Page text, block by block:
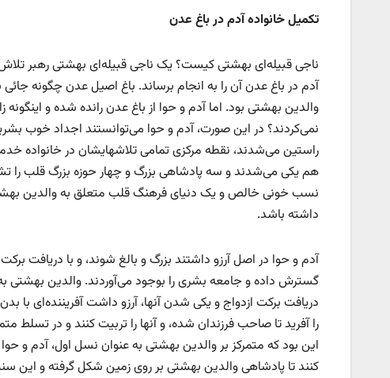
تکمیل خانواده آدم در باغ عدن
ناجی قبیله‌ای بهشتی کیست؟ یک ناجی قبیله‌ای بهشتی رهبر
آدم در باغ عدن آن را به انجام برساند. باغ اصیل عدن چگونه
والدین بهشتی بود. اما آدم و حوا از باغ عدن رانده شده و
نمی‌کردند؟ در این صورت، آدم و حوا می‌توانستند اجداد خوب
راستین می‌شدند، نقطه مرکزی تمامی تلاشهایشان در خانواده
هم یکی می‌شدند و سه پادشاهی بزرگ و چهار حوزه بزرگ قلب را
نسب خونی خالص و یک دنیای فرهنگ قلب متعلق به والدین
داشته باشد.
آدم و حوا در اصل آرزو داشتند بزرگ و بالغ شوند، و با دریافت
گسترش داده و جامعه بشری را بوجود می‌آوردند. والدین بهشتی
دریافت برکت ازدواج و یکی شدن آنها، آرزو داشت آفریننده‌ای
را آفرید تا صاحب فرزندان شده، و آنها را تربیت کنند و در
این بود که متمرکز بر والدین بهشتی به عنوان نسل اول، آدم و
کنند تا پادشاهی والدین بهشتی بر روی زمین شکل گرفته و این